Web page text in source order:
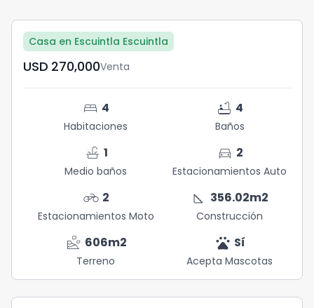
Casa en Escuintla Escuintla
USD	270,000Venta
bed 4
Habitaciones
bathtub 4
Baños
faucet 1
Medio baños
directions_car 2
Estacionamientos Auto
motorcycle 2
Estacionamientos Moto
square_foot 356.02m2
Construcción
landslide 606m2
Terreno
pets Sí
Acepta Mascotas